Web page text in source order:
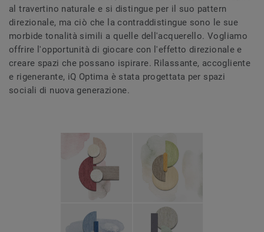
al travertino naturale e si distingue per il suo pattern
direzionale, ma ciò che la contraddistingue sono le sue
morbide tonalità simili a quelle dell'acquerello. Vogliamo
offrire l'opportunità di giocare con l'effetto direzionale e
creare spazi che possano ispirare. Rilassante, accogliente
e rigenerante, iQ Optima è stata progettata per spazi
sociali di nuova generazione.